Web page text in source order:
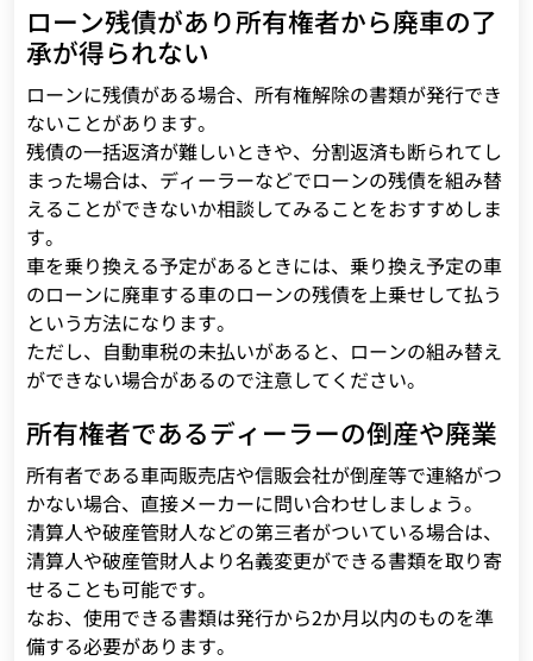
ローン残債があり所有権者から廃車の了
承が得られない
ローンに残債がある場合、所有権解除の書類が発行でき
ないことがあります。
残債の一括返済が難しいときや、分割返済も断られてし
まった場合は、ディーラーなどでローンの残債を組み替
えることができないか相談してみることをおすすめしま
す。
車を乗り換える予定があるときには、乗り換え予定の車
のローンに廃車する車のローンの残債を上乗せして払う
という方法になります。
ただし、自動車税の未払いがあると、ローンの組み替え
ができない場合があるので注意してください。
所有権者であるディーラーの倒産や廃業
所有者である車両販売店や信販会社が倒産等で連絡がつ
かない場合、直接メーカーに問い合わせしましょう。
清算人や破産管財人などの第三者がついている場合は、
清算人や破産管財人より名義変更ができる書類を取り寄
せることも可能です。
なお、使用できる書類は発行から2か月以内のものを準
備する必要があります。